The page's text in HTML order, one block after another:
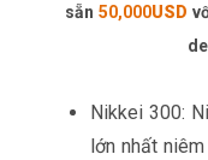
sẵn 50,000USD
Nikkei 300:
lớn nhất